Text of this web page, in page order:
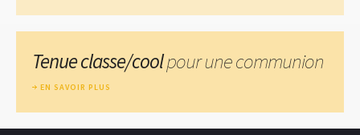
Tenue classe/coolpour une communion
EN SAVOIR PLUS